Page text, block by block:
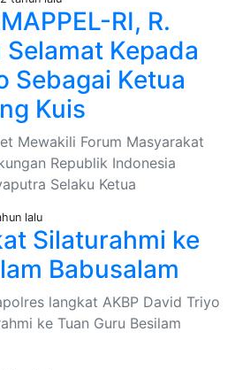
RI, R.
Kepada
Sebagai Ketua
Kuis
Mewakili Forum Masyarakat
Republik Indonesia
Selaku Ketua
lalu
Silaturahmi ke
Babusalam
langkat AKBP David Triyo
ke Tuan Guru Besilam